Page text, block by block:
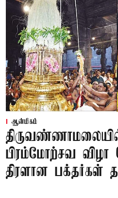
ஆன்மிகம்
பிரம்மோற்சவ விழா
திரளான பக்தர்கள்